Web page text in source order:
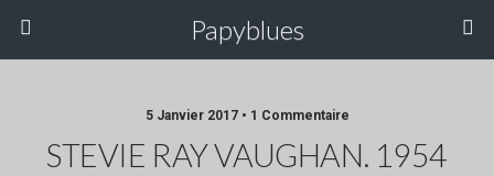
Papyblues
5 Janvier 2017 • 1 Commentaire
STEVIE RAY VAUGHAN. 1954